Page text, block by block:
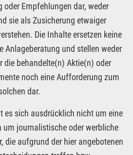
Empfehlungen dar, weder
sie als Zusicherung etwaiger
Die Inhalte ersetzen keine
Anlageberatung und stellen weder
die behandelte(n) Aktie(n) oder
noch eine Aufforderung zum
dar.
es sich ausdrücklich nicht um eine
um journalistische oder werbliche
die aufgrund der hier angebotenen